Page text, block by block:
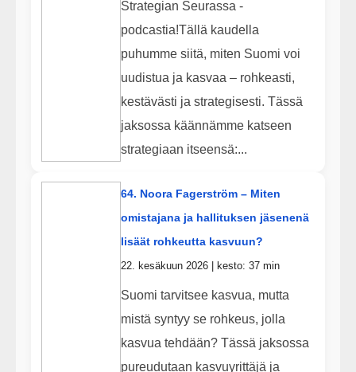
Strategian Seurassa -
podcastia!Tällä kaudella
puhumme siitä, miten Suomi voi
uudistua ja kasvaa – rohkeasti,
kestävästi ja strategisesti. Tässä
jaksossa käännämme katseen
strategiaan itseensä:...
64. Noora Fagerström – Miten
omistajana ja hallituksen jäsenenä
lisäät rohkeutta kasvuun?
22. kesäkuun 2026 | kesto: 37 min
Suomi tarvitsee kasvua, mutta
mistä syntyy se rohkeus, jolla
kasvua tehdään? Tässä jaksossa
pureudutaan kasvuyrittäjä ja